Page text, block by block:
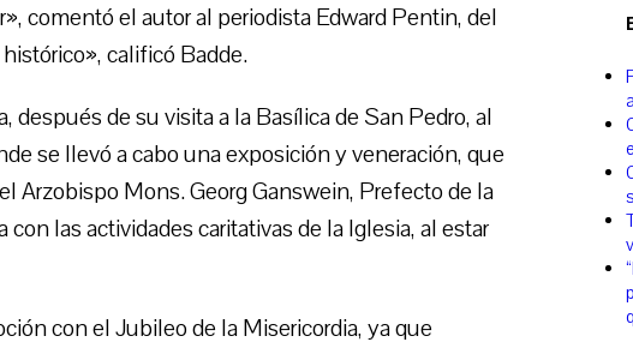
comentó el autor al periodista Edward Pentin, del
calificó Badde.
después de su visita a la Basílica de San Pedro, al
se llevó a cabo una exposición y veneración, que
Arzobispo Mons. Georg Ganswein, Prefecto de la
las actividades caritativas de la Iglesia, al estar
con el Jubileo de la Misericordia, ya que